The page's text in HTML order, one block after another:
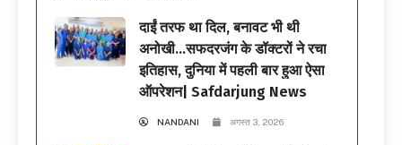
दाईं तरफ था दिल, बनावट भी थी
अनोखी…सफदरजंग के डॉक्टरों ने रचा
इतिहास, दुनिया में पहली बार हुआ ऐसा
ऑपरेशन| Safdarjung News
NANDANI अगस्त 3, 2026